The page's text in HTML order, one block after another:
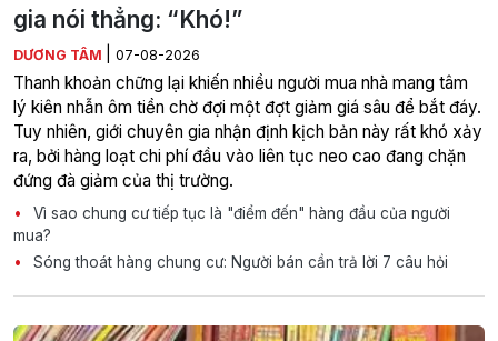
gia nói thẳng: “Khó!”
DƯƠNG TÂM 07-08-2026
Thanh khoản chững lại khiến nhiều người mua nhà mang tâm
lý kiên nhẫn ôm tiền chờ đợi một đợt giảm giá sâu để bắt đáy.
Tuy nhiên, giới chuyên gia nhận định kịch bản này rất khó xảy
ra, bởi hàng loạt chi phí đầu vào liên tục neo cao đang chặn
đứng đà giảm của thị trường.
Vì sao chung cư tiếp tục là "điểm đến" hàng đầu của người
mua?
Sóng thoát hàng chung cư: Người bán cần trả lời 7 câu hỏi